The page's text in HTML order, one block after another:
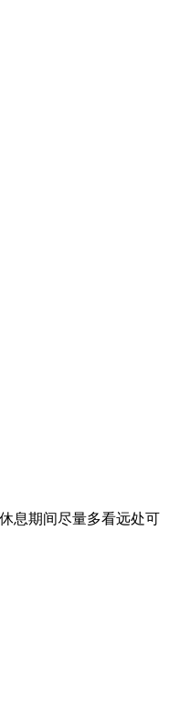
息期间尽量多看远处可